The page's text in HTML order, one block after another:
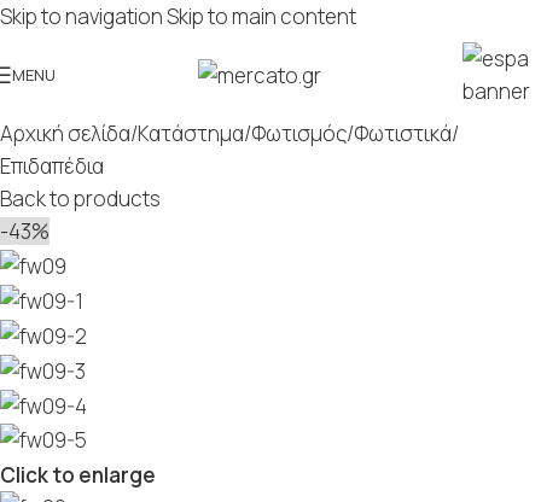
Skip to navigationSkip to main content
MENU
Αρχική σελίδα/Κατάστημα/Φωτισμός/Φωτιστικά/
Επιδαπέδια
Back to products
-43%
Click to enlarge